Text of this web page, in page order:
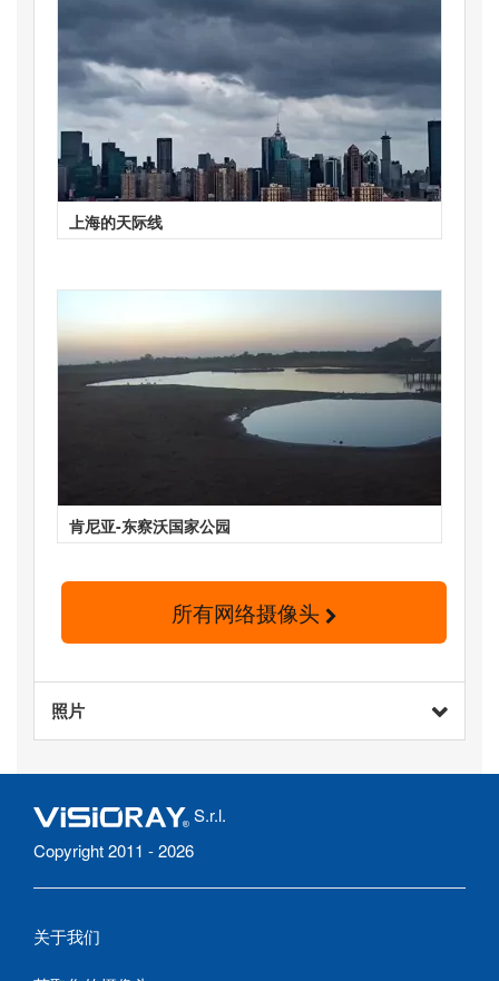
上海的天际线
肯尼亚-东察沃国家公园
所有网络摄像头
照片
S.r.l.
Copyright 2011 - 2026
关于我们